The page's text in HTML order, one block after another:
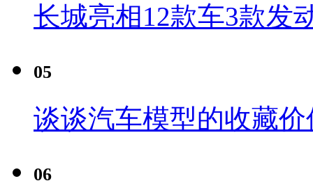
长城亮相12款车3款发
05
谈谈汽车模型的收藏价
06